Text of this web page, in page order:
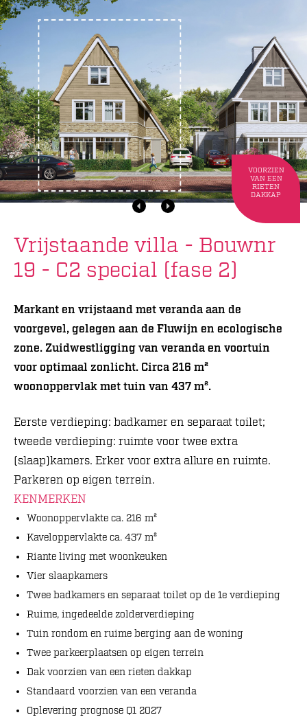
VOORZIEN
VAN EEN
RIETEN
DAKKAP
Vrijstaande villa - Bouwnr
19 - C2 special (fase 2)
Markant en vrijstaand met veranda aan de
voorgevel, gelegen aan de Fluwijn en ecologische
zone. Zuidwestligging van veranda en voortuin
voor optimaal zonlicht. Circa 216 m²
woonoppervlak met tuin van 437 m².
Eerste verdieping: badkamer en separaat toilet;
tweede verdieping: ruimte voor twee extra
(slaap)kamers. Erker voor extra allure en ruimte.
Parkeren op eigen terrein.
KENMERKEN
Woonoppervlakte ca. 216 m²
Kaveloppervlakte ca. 437 m²
Riante living met woonkeuken
Vier slaapkamers
Twee badkamers en separaat toilet op de 1e verdieping
Ruime, ingedeelde zolderverdieping
Tuin rondom en ruime berging aan de woning
Twee parkeerplaatsen op eigen terrein
Dak voorzien van een rieten dakkap
Standaard voorzien van een veranda
Oplevering prognose Q1 2027